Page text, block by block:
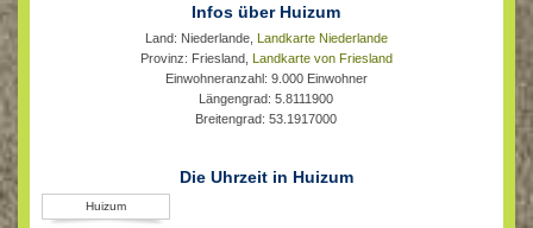
Infos über Huizum
Land: Niederlande, Landkarte Niederlande
Provinz: Friesland, Landkarte von Friesland
Einwohneranzahl: 9.000 Einwohner
Längengrad: 5.8111900
Breitengrad: 53.1917000
Die Uhrzeit in Huizum
Huizum